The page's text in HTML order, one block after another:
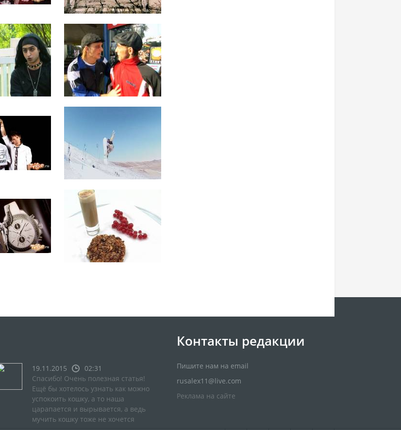
19.11.2015
02:31
Спасибо! Очень полезная статья!
Ещё бы хотелось узнать как можно
успокоить кошку, а то наша
царапается и вырывается, а ведь
мучить кошку тоже не хочется
Контакты редакции
Пишите нам на email
rusalex11@live.com
Реклама на сайте